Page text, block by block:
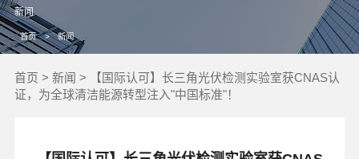
新闻
首页 > 新闻
首页 > 新闻 >
【国际认可】长三角光伏检测实验室获CNAS认
证，为全球清洁能源转型注入"中国标准"！